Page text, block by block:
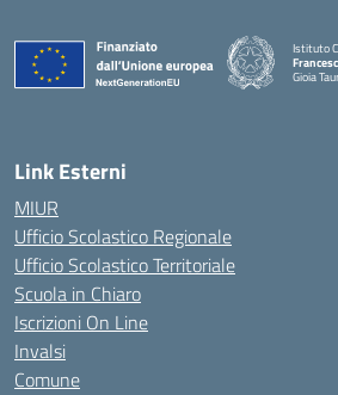
Istituto
Gioia
Link Esterni
MIUR
Ufficio Scolastico Regionale
Ufficio Scolastico Territoriale
Scuola in Chiaro
Iscrizioni On Line
Invalsi
Comune